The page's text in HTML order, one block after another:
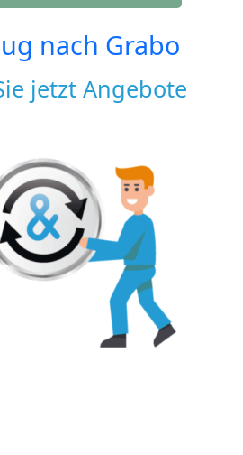
nach Grabo
jetzt Angebote